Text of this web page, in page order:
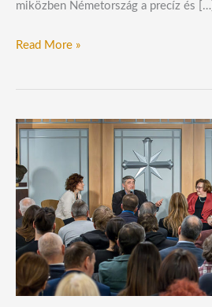
miközben Németország a precíz és […]
Read More »
Az
egyházak
és
az
állam
kapcsolata:
szabadság
vagy
függőség?